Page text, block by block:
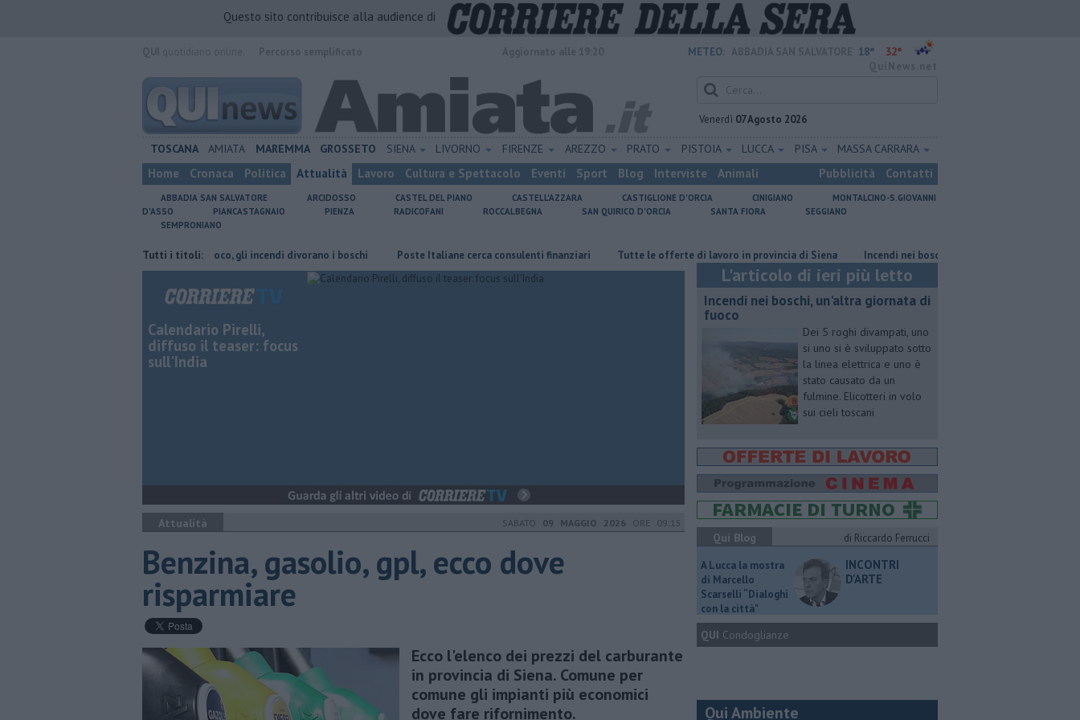
Questo sito contribuisce alla audience di
METEO: 18° 32°
Venerdì 07 Agosto 2026
TOSCANA AMIATA MAREMMA GROSSETO SIENA LIVORNO FIRENZE AREZZO PRATO PISTOIA LUCCA PISA MASSA CARRARA
Home Cronaca Politica Attualità Lavoro Cultura e Spettacolo Eventi Sport Blog Interviste Animali Pubblicità Contatti
ABBADIA SAN SALVATORE ARCIDOSSO CASTEL DEL PIANO CASTELL'AZZARA CASTIGLIONE D'ORCIA CINIGIANO
MONTALCINO-S.GIOVANNI
D'ASSO
PIANCASTAGNAIO PIENZA RADICOFANI ROCCALBEGNA SAN QUIRICO D'ORCIA SANTA FIORA
SEGGIANO
SEMPRONIANO
Tutti i titoli:
Doppio fronte di fuoco, gli incendi divorano i boschi Poste Italiane cerca consulenti finanziari ​Tutte le offerte di lavoro in provincia di Siena Incendi nei boschi, un'altra giornata di fuoco
Calendario Pirelli,
diffuso il teaser: focus
sull'India
Attualità SABATO 09 MAGGIO 2026 ORE 09:15
Benzina, gasolio, gpl, ecco dove
risparmiare
Ecco l'elenco dei prezzi del carburante
in provincia di Siena. Comune per
comune gli impianti più economici
dove fare rifornimento.
L'articolo di ieri più letto
Incendi nei boschi, un'altra giornata di
fuoco
Dei 5 roghi divampati, uno
si uno si è sviluppato sotto
la linea elettrica e uno è
stato causato da un
fulmine. Elicotteri in volo
sui cieli toscani
Qui Blog
di Riccardo Ferrucci
A Lucca la mostra
di Marcello
Scarselli “Dialoghi
con la città"
INCONTRI
D'ARTE
QUI Condoglianze
Qui Ambiente